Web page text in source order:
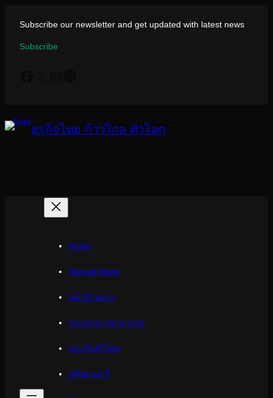
เนื้อหา
Subscribe our newsletter and get updated with latest news
Subscribe
ธุรกิจไทย ก้าวไกล ทั่วโลก
Home
Special News
หน้าตัวอย่าง
กระทรวง ทบวง กรม
ประกันทั่วไทย
อสังหาน่ารู้